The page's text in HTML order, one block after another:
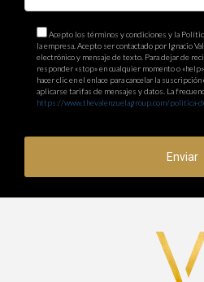
Acepto los términos y condiciones y la
la empresa. Acepto ser contactado por Ignacio
electrónico y mensaje de texto. Para dejar de
responder «stop» en cualquier momento o
hacer clic en el enlace para cancelar la
aplicarse tarifas de mensajes y datos. La
https://www.thevalenzuelagroup.com/politica-
Enviar